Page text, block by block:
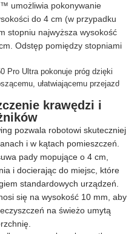
umożliwia pokonywanie
do 4 cm (w przypadku
stopniu najwyższa wysokość
Odstęp pomiędzy stopniami
krawędzi i
pozwala robotowi skuteczniej
i w kątach pomieszczeń.
pady mopujące o 4 cm,
i docierając do miejsc, które
standardowych urządzeń.
się na wysokość 10 mm, aby
na świeżo umytą